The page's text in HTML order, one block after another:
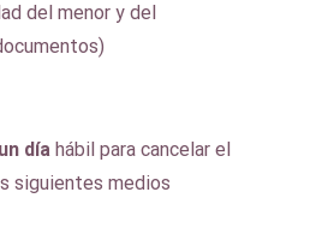
del menor y del
un díahábil para cancelar el
siguientes medios